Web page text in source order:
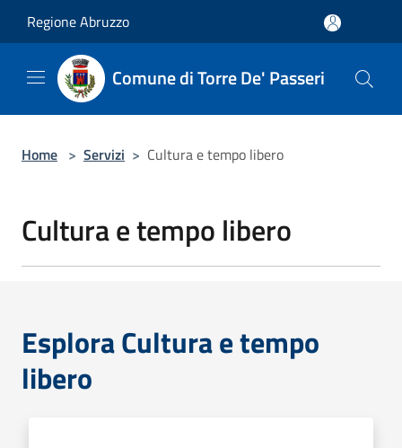
Regione Abruzzo
Comune di Torre De' Passeri
Home > Servizi > Cultura e tempo libero
Cultura e tempo libero
Esplora Cultura e tempo
libero